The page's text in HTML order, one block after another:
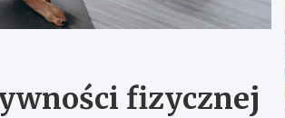
fizycznej